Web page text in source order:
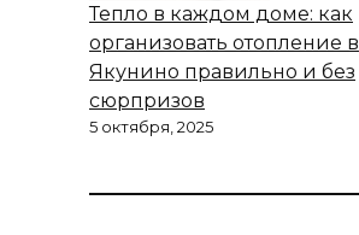
Тепло в каждом доме: как
организовать отопление в
Якунино правильно и без
сюрпризов
5 октября, 2025